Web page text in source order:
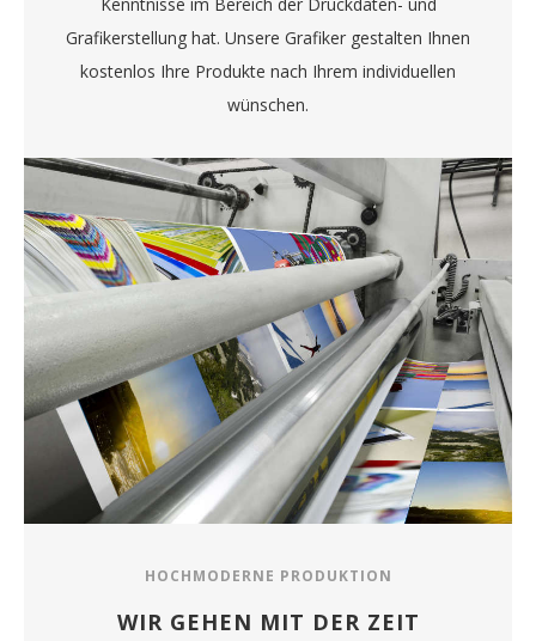
Grafikerstellung hat. Unsere Grafiker gestalten Ihnen
kostenlos Ihre Produkte nach Ihrem individuellen
wünschen.
HOCHMODERNE PRODUKTION
WIR GEHEN MIT DER ZEIT